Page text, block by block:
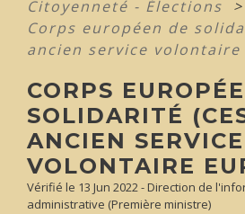
Citoyenneté - Élections
>
Corps européen de
ancien service volontaire
CORPS
SOLIDARITÉ
ANCIEN SERVICE
VOLONTAIRE
Vérifié le 13 Jun 2022 - Direction de
administrative (Première ministre)